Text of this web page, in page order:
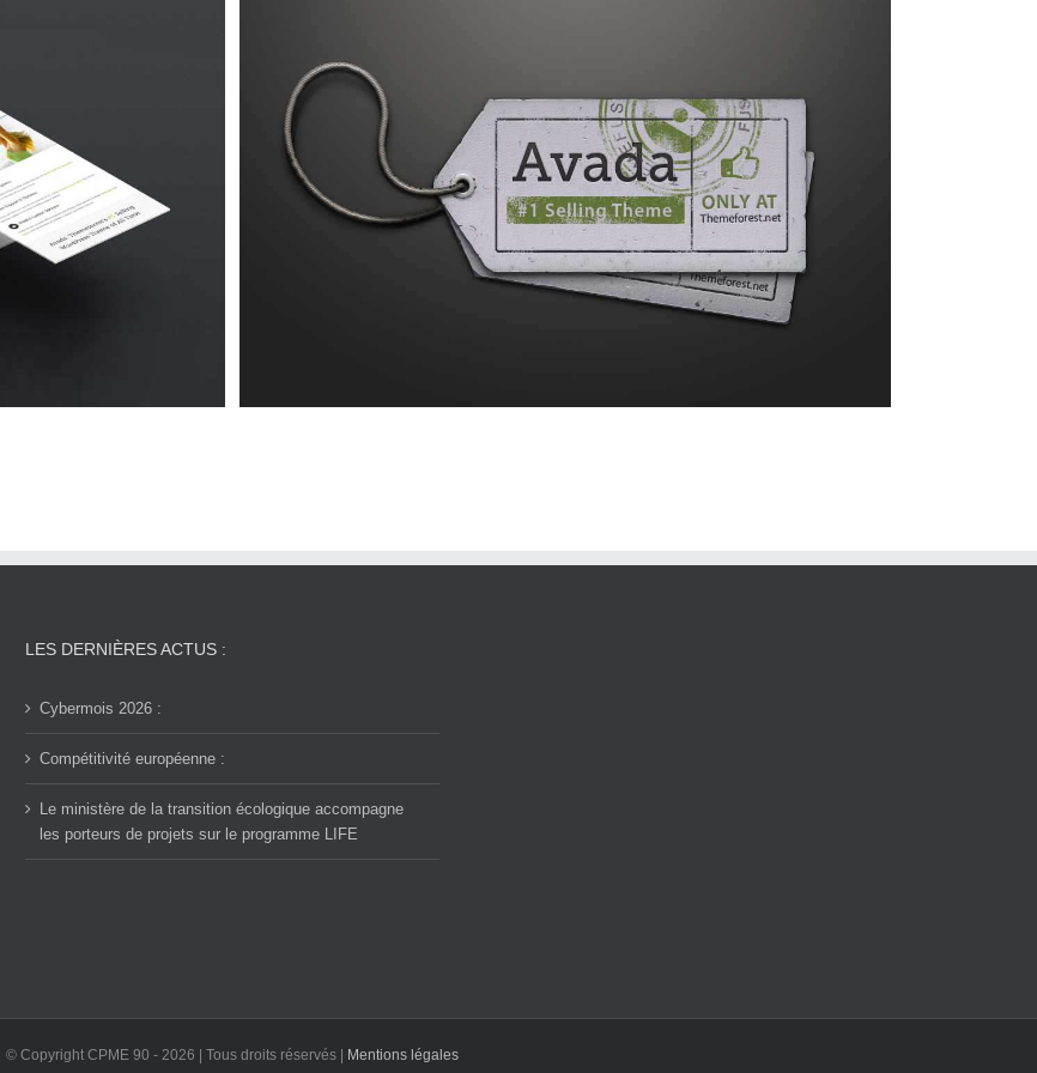
LES DERNIÈRES ACTUS :
Cybermois 2026 :
Compétitivité européenne :
Le ministère de la transition écologique accompagne
les porteurs de projets sur le programme LIFE
© Copyright CPME 90 - 2026 | Tous droits réservés | Mentions légales